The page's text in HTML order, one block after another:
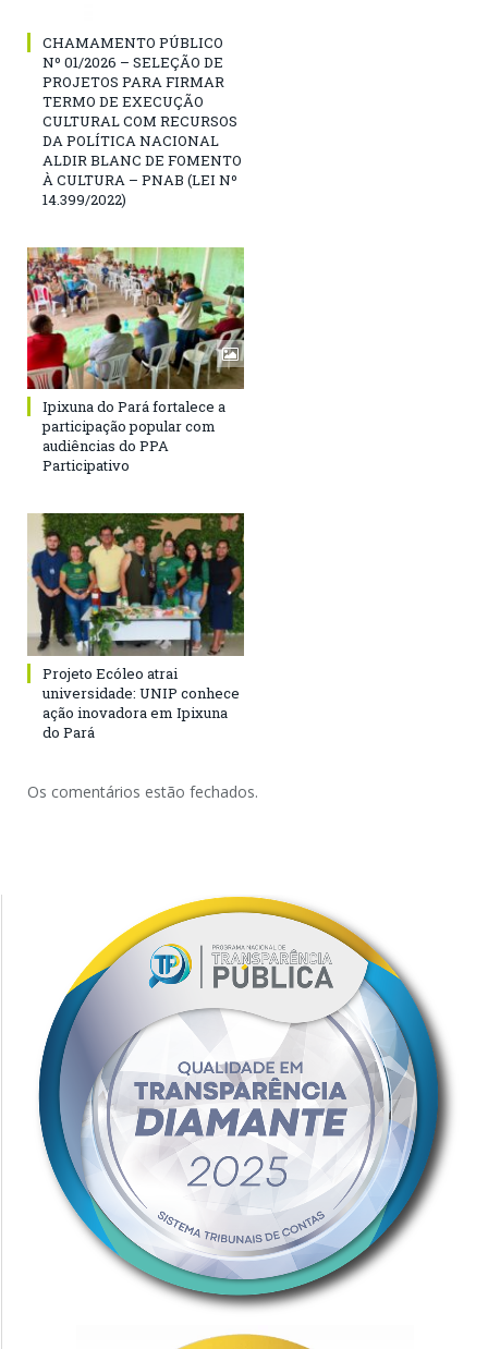
CHAMAMENTO PÚBLICO
Nº 01/2026 – SELEÇÃO DE
PROJETOS PARA FIRMAR
TERMO DE EXECUÇÃO
CULTURAL COM RECURSOS
DA POLÍTICA NACIONAL
ALDIR BLANC DE FOMENTO
À CULTURA – PNAB (LEI Nº
14.399/2022)
Ipixuna do Pará fortalece a
participação popular com
audiências do PPA
Participativo
Projeto Ecóleo atrai
universidade: UNIP conhece
ação inovadora em Ipixuna
do Pará
Os comentários estão fechados.